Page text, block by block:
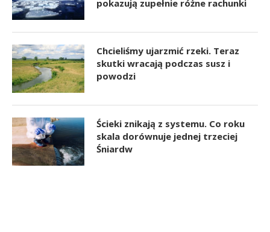
pokazują zupełnie różne rachunki
Chcieliśmy ujarzmić rzeki. Teraz
skutki wracają podczas susz i
powodzi
Ścieki znikają z systemu. Co roku
skala dorównuje jednej trzeciej
Śniardw